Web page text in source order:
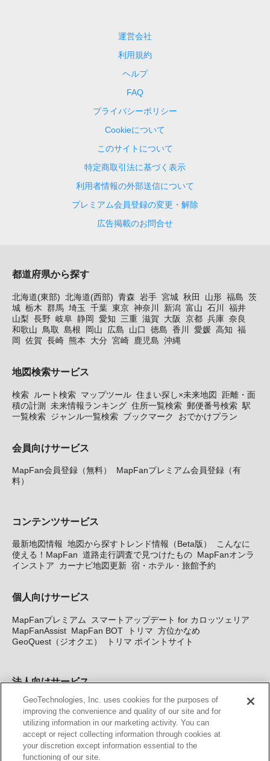
運営会社
利用規約
ヘルプ
FAQ
プライバシーポリシー
Cookieについて
このサイトについて
特定商取引法に基づく表示
利用者情報の外部送信について
プレミアム会員登録の変更・解除
広告掲載のお問合せ
都道府県から探す
北海道(東部) 北海道(西部) 青森 岩手 宮城 秋田 山形 福島 茨
城 栃木 群馬 埼玉 千葉 東京 神奈川 新潟 富山 石川
福井
山梨 長野 岐阜 静岡 愛知 三重 滋賀 大阪 京都 兵庫 奈良
和歌山
鳥取 島根 岡山 広島 山口 徳島 香川 愛媛 高知 福
岡
佐賀 長崎 熊本 大分 宮崎 鹿児島 沖縄
地図検索サービス
検索 ルート検索 マップツール 住まい探し×未来地図
距離・面
積の計測 未来情報ランキング 住所一覧検索 郵便番号検索 駅
一覧検索 ジャンル一覧検索 ブックマーク おでかけプラン
会員向けサービス
MapFan会員登録（無料）
MapFanプレミアム会員登録（有
料）
コンテンツサービス
最新地図情報 地図から探すトレンド情報（Beta版）
こんなに
使える！MapFan 道路走行調査で見つけたもの MapFanオンラ
インストア
カーナビ地図更新 宿・ホテル・旅館予約
個人向けサービス
MapFanプレミアム
スマートアップデート for カロッツェリア
MapFanAssist MapFan BOT トリマ 方位かなめ
GeoQuest（ジオクエ）
トリマ ポイントサイト
法人向けサービス
法人向け地図・位置情報サービス WEBサイト・システム向け地
図API Windows PC向け地図開発キット MapFan DB 住所確認
サービス
MAP WORLD+ トリマ広告 Geo-Research
GeoTechnologies, Inc. uses cookies for the purposes of
improving the convenience and quality of our site and for
utilizing information in our marketing activity. You can
accept or reject collecting information through cookies at
your discretion except information essential to the
functioning of our site.